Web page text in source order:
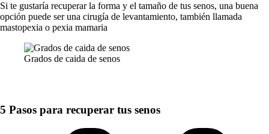
Si te gustaría recuperar la forma y el tamaño de tus senos, una buena
opción puede ser una cirugía de levantamiento, también llamada
mastopexia o pexia mamaria
Grados de caida de senos
5 Pasos para recuperar tus senos